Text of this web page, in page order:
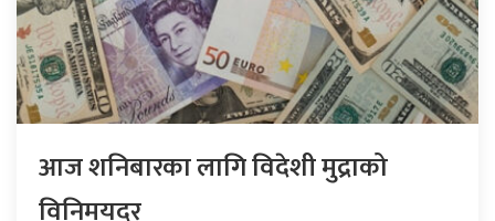
आज शनिबारका लागि विदेशी मुद्राको
विनिमयदर